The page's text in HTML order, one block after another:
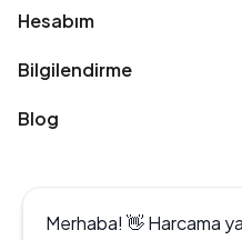
Hesabım
Bilgilendirme
Blog
Merhaba! 👋 Harcama